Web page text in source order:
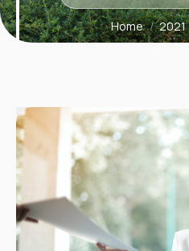
You are here:
Home 2021